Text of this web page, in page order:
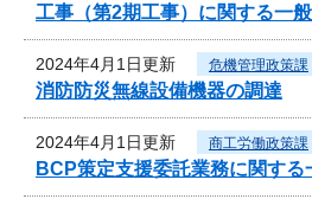
工事（第2期工事）に関する一
2024年4月1日更新 危機管理政策課
消防防災無線設備機器の調達
2024年4月1日更新 商工労働政策課
BCP策定支援委託業務に関する